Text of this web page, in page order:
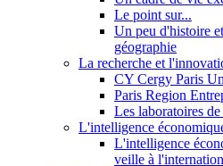
Le point sur...
Un peu d'histoire
géographie
La recherche et
CY Cergy Paris
Paris Region
Les laboratoires
L'intelligence
L'intelligence
veille à